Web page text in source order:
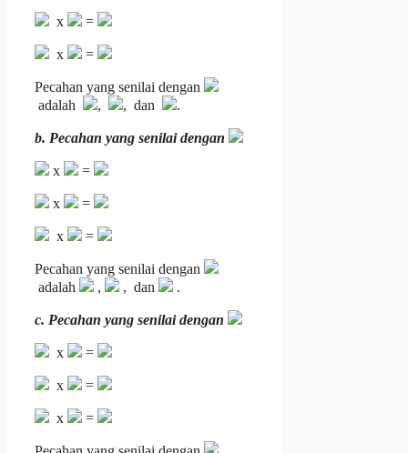
x =
x =
Pecahan yang senilai dengan
adalah
, , dan .
b. Pecahan yang senilai dengan
x =
x =
x =
Pecahan yang senilai dengan
adalah
, , dan .
c. Pecahan yang senilai dengan
x =
x =
x =